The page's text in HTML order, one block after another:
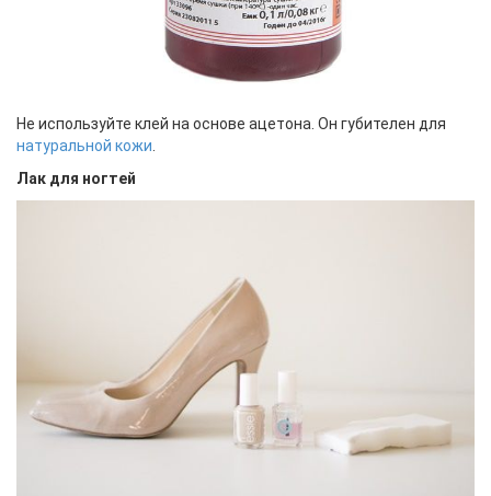
Не используйте клей на основе ацетона. Он губителен для
натуральной кожи
Лак для ногтей